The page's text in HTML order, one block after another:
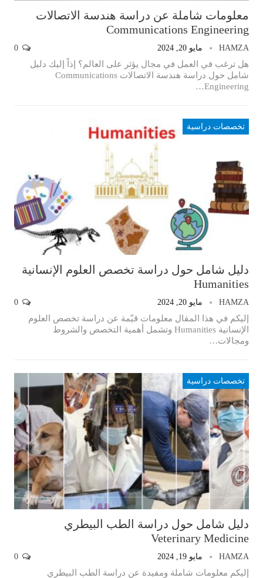
معلومات شاملة عن دراسة هندسة الاتصالات
Communications Engineering
HAMZA مايو 20, 2024
هل ترغب في العمل في مجال يؤثر على العالم؟ إذاً إليك دليل
شامل حول دراسة هندسة الاتصالات Communications
Engineering…
تخصصات دراسية
دليل شامل حول دراسة تخصص العلوم الإنسانية
Humanities
HAMZA مايو 20, 2024
إليكم في هذا المقال معلومات قيّمة عن دراسة تخصص العلوم
الإنسانية Humanities وتشمل أهمية التخصص والشروط
ومجالات…
تخصصات دراسية
دليل شامل حول دراسة الطب البيطري
Veterinary Medicine
HAMZA مايو 19, 2024
إليكم معلومات شاملة ومفيدة عن دراسة الطب البيطري